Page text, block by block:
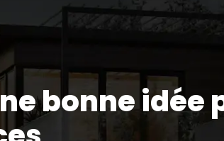
bonne idée